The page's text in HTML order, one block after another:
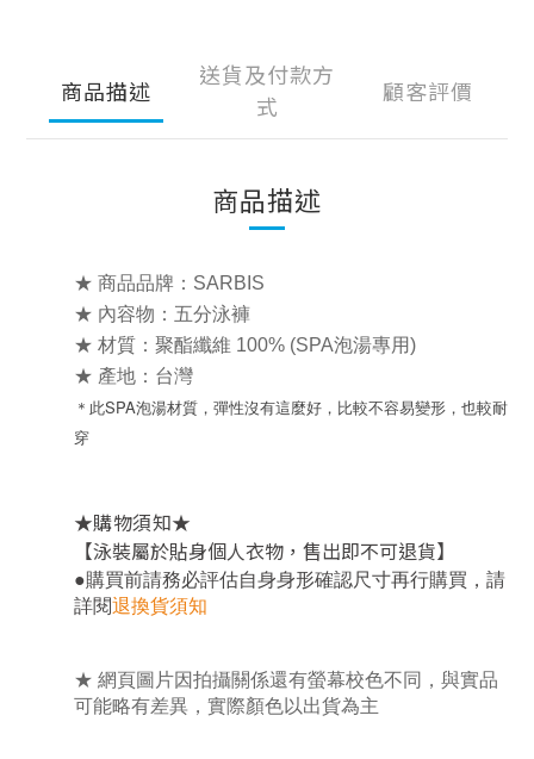
商品描述
送貨及付款方
式
顧客評價
商品描述
★ 商品品牌：SARBIS
★ 內容物：五分泳褲
★ 材質： 聚酯纖維 100% (SPA泡湯專用)
★ 產地：台灣
＊此SPA泡湯材質，彈性沒有這麼好，比較不容易變形，也較耐
穿
★購物須知★
【泳裝屬於貼身個人衣物，售出即不可退貨】
●購買前請務必評估自身身形確認尺寸再行購買 ， 請
詳閱退換貨須知
★ 網頁圖片因拍攝關係還有螢幕校色不同，與實品
可能略有差異，實際顏色以出貨為主